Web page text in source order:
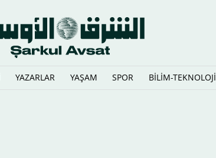
YAZARLAR YAŞAM SPOR BİLİM-TEKNOLOJİ